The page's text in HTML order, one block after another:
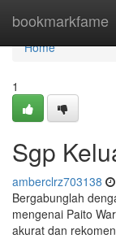
bookmarkfame
Home
Home
1
Sgp
amberclrz703138
Bergabunglah
mengenai Paito
akurat dan